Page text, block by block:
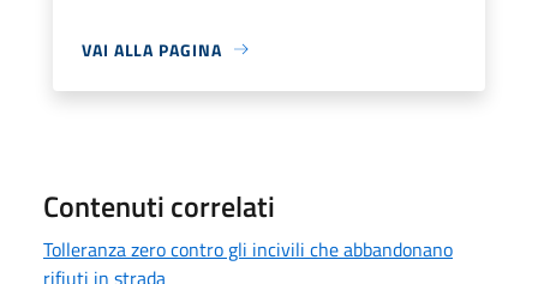
VAI ALLA PAGINA
Contenuti correlati
Tolleranza zero contro gli incivili che abbandonano
rifiuti in strada